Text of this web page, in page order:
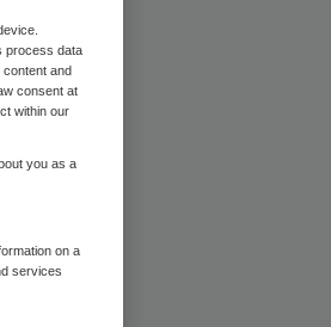
process data
content and
consent at
within our
you as a
on a
services